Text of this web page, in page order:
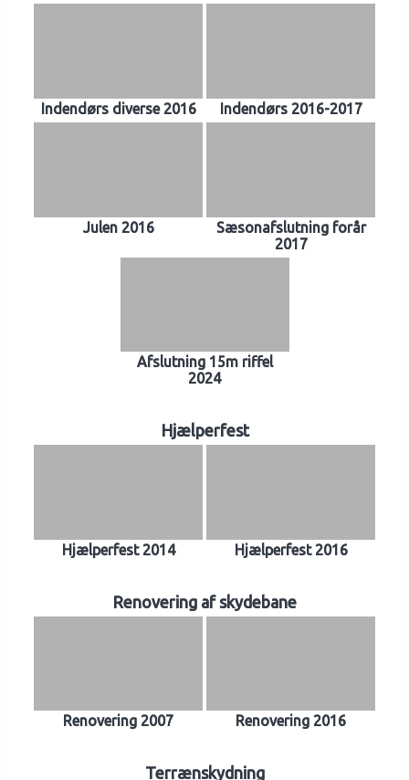
Indendørs diverse 2016 Indendørs 2016-2017
Julen 2016
Sæsonafslutning forår
2017
Afslutning 15m riffel
2024
Hjælperfest
Hjælperfest 2014 Hjælperfest 2016
Renovering af skydebane
Renovering 2007 Renovering 2016
Terrænskydning